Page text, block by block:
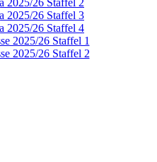
2025/26 Staffel 3
2025/26 Staffel 4
2025/26 Staffel 1
2025/26 Staffel 2